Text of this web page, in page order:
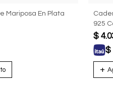
Mariposa En Plata
925
$
$